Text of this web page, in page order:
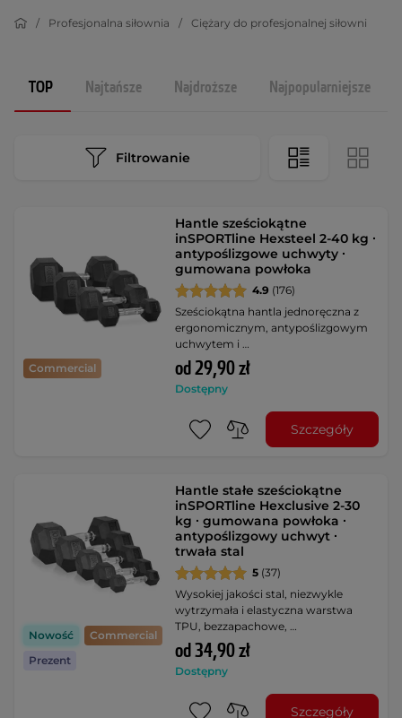
Profesjonalna siłownia Ciężary do profesjonalnej siłowni
TOP Najtańsze Najdroższe Najpopularniejsze
Filtrowanie
Commercial
Hantle sześciokątne
inSPORTline Hexsteel 2-40 kg ∙
antypoślizgowe uchwyty ∙
gumowana powłoka
4.9 (176)
Sześciokątna hantla jednoręczna z
ergonomicznym, antypoślizgowym
uchwytem i …
od 29,90 zł
Dostępny
Szczegóły
Nowość
Commercial
Prezent
Hantle stałe sześciokątne
inSPORTline Hexclusive 2-30
kg ∙ gumowana powłoka ∙
antypoślizgowy uchwyt ∙
trwała stal
5 (37)
Wysokiej jakości stal, niezwykle
wytrzymała i elastyczna warstwa
TPU, bezzapachowe, …
od 34,90 zł
Dostępny
Szczegóły